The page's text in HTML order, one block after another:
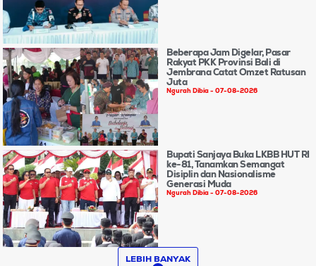
Beberapa Jam Digelar, Pasar
Rakyat PKK Provinsi Bali di
Jembrana Catat Omzet Ratusan
Juta
Ngurah Dibia 07-08-2026
Bupati Sanjaya Buka LKBB HUT RI
ke-81, Tanamkan Semangat
Disiplin dan Nasionalisme
Generasi Muda
Ngurah Dibia 07-08-2026
LEBIH BANYAK